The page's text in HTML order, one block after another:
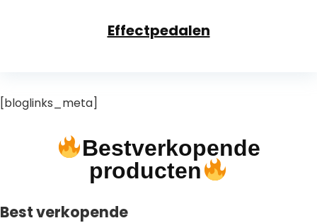
Effectpedalen
[bloglinks_meta]
Bestverkopende
producten
Best verkopende